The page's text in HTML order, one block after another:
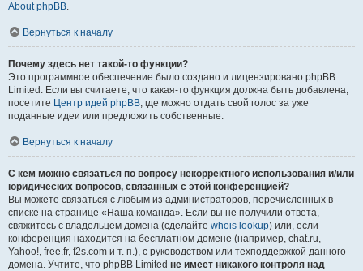
About phpBB.
Вернуться к началу
Почему здесь нет такой-то функции?
Это программное обеспечение было создано и лицензировано phpBB
Limited. Если вы считаете, что какая-то функция должна быть добавлена,
посетите Центр идей phpBB, где можно отдать свой голос за уже
поданные идеи или предложить собственные.
Вернуться к началу
С кем можно связаться по вопросу некорректного использования и/или
юридических вопросов, связанных с этой конференцией?
Вы можете связаться с любым из администраторов, перечисленных в
списке на странице «Наша команда». Если вы не получили ответа,
свяжитесь с владельцем домена (сделайте whois lookup) или, если
конференция находится на бесплатном домене (например, chat.ru,
Yahoo!, free.fr, f2s.com и т. п.), с руководством или техподдержкой данного
домена. Учтите, что phpBB Limited не имеет никакого контроля над